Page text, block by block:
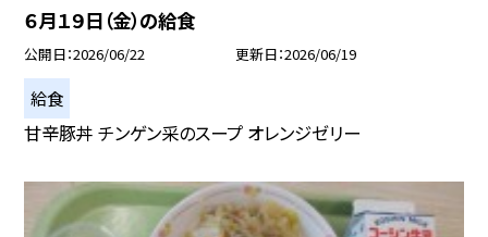
６月１９日（金）の給食
公開日 2026/06/22 更新日 2026/06/19
給食
甘辛豚丼 チンゲン采のスープ オレンジゼリー